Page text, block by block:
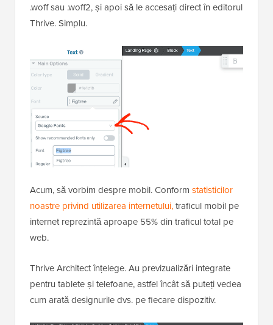
.woff sau .woff2, și apoi să le accesați direct în editorul
Thrive. Simplu.
Acum, să vorbim despre mobil. Conform statisticilor
noastre privind utilizarea internetului,traficul mobil pe
internet reprezintă aproape 55% din traficul total pe
web.
Thrive Architect înțelege. Au previzualizări integrate
pentru tablete și telefoane, astfel încât să puteți vedea
cum arată designurile dvs. pe fiecare dispozitiv.